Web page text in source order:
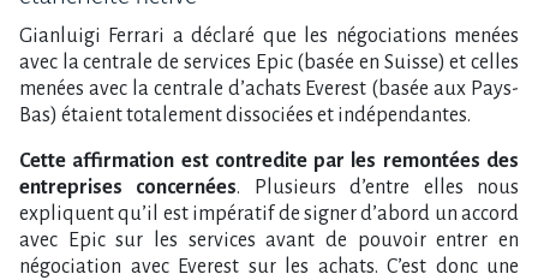
Gianluigi Ferrari a déclaré que les négociations menées
avec la centrale de services Epic (basée en Suisse) et celles
menées avec la centrale d’achats Everest (basée aux Pays-
Bas) étaient totalement dissociées et indépendantes.
Cette affirmation est contredite par les remontées des
entreprises concernées. Plusieurs d’entre elles nous
expliquent qu’il est impératif de signer d’abord un accord
avec Epic sur les services avant de pouvoir entrer en
négociation avec Everest sur les achats. C’est donc une